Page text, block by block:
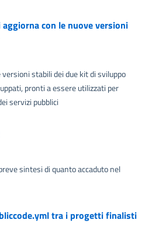
con le nuove versioni
stabili dei due kit di sviluppo
pronti a essere utilizzati per
servizi pubblici
sintesi di quanto accaduto nel
tra i progetti finalisti